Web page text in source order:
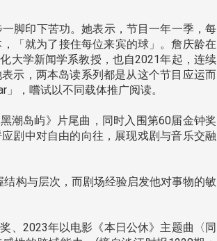
脚印下苦功。她表示，节目一年一季，每
「就为了接住每位来宾的球」。詹庆龄在
大学新闻学系教授，也自2021年起，连续
示，两本岛读系列都是从这个节目应运而
，嚐试以不同载体推广阅读。
潮岛屿》片尾曲，同时入围第60届金钟奖
剧中对自由的向往，展现戏剧与音乐交融
构与层次，而剧场经验启发他对事物的敏
、2023年以电影《本日公休》主题曲〈同